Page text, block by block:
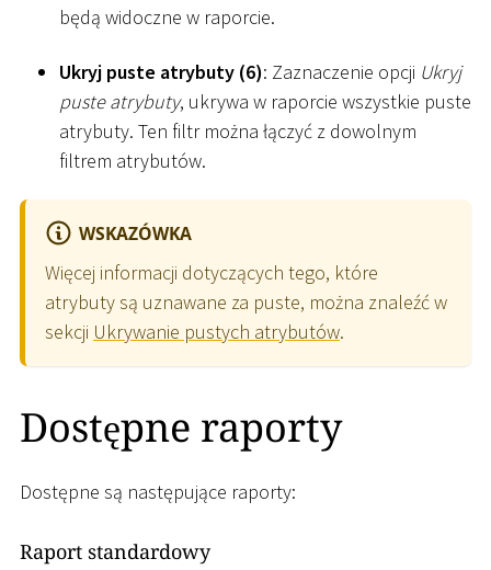
będą widoczne w raporcie.
Ukryj puste atrybuty (6): Zaznaczenie opcji Ukryj
puste atrybuty, ukrywa w raporcie wszystkie puste
atrybuty. Ten filtr można łączyć z dowolnym
filtrem atrybutów.
WSKAZÓWKA
Więcej informacji dotyczących tego, które
atrybuty są uznawane za puste, można znaleźć w
sekcji Ukrywanie pustych atrybutów.
Dostępne raporty
Dostępne są następujące raporty:
Raport standardowy